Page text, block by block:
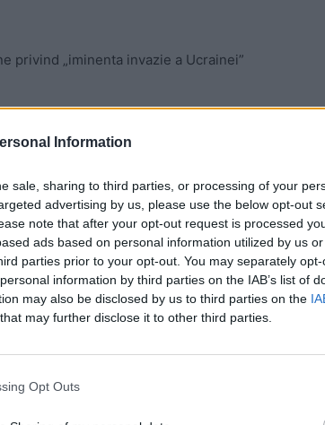
Information
sale, sharing to third parties, or processing of your
advertising by us, please use the below opt-out
note that after your opt-out request is processed
ads based on personal information utilized by us
parties prior to your opt-out. You may separately
information by third parties on the IAB’s list of
may also be disclosed by us to third parties on the
that may further disclose it to other third parties.
Opt Outs
privind „iminenta invazie a Ucrainei”
respingătoare. Ea îi învinuiește pe
în Italia și nu în Balcani, apoi că nu au